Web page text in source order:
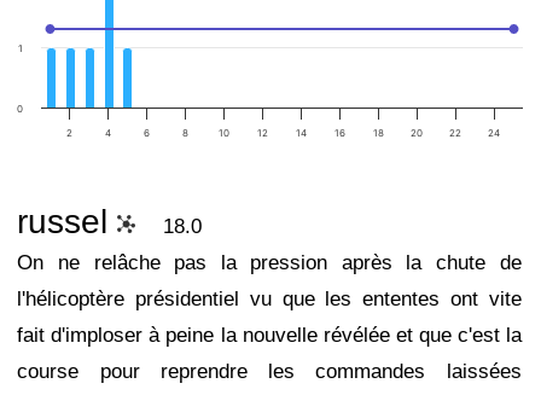
2 4 6 8 10 12 14 16 18 20 22 24
0
1
russel
18.0
On ne relâche pas la pression après la chute de
l'hélicoptère présidentiel vu que les ententes ont vite
fait d'imploser à peine la nouvelle révélée et que c'est la
course pour reprendre les commandes laissées